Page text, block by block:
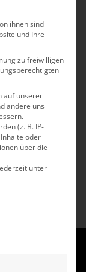
ihnen sind
und Ihre
zu freiwilligen
auf unserer
andere uns
(z. B. IP-
oder
über die
unter
für die eine